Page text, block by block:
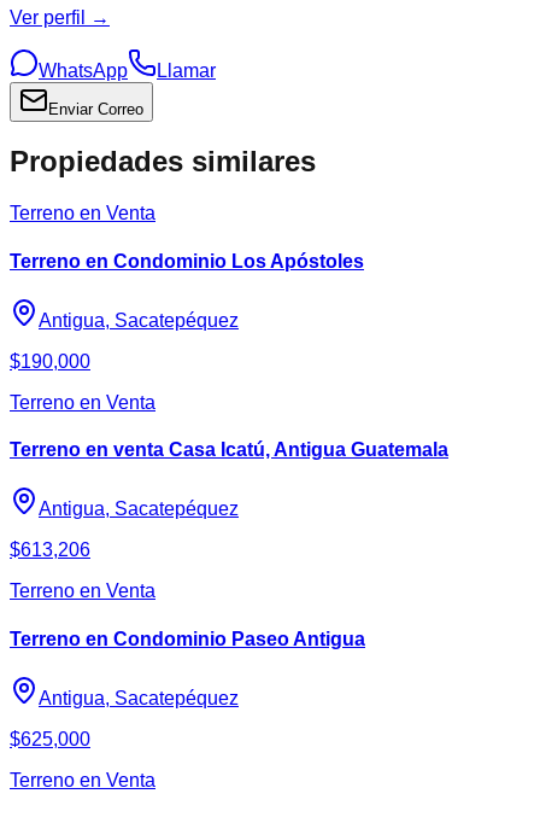
Ver perfil →
WhatsApp Llamar
Enviar Correo
Propiedades similares
Terreno en Venta
Terreno en Condominio Los Apóstoles
Antigua, Sacatepéquez
$190,000
Terreno en Venta
Terreno en venta Casa Icatú, Antigua Guatemala
Antigua, Sacatepéquez
$613,206
Terreno en Venta
Terreno en Condominio Paseo Antigua
Antigua, Sacatepéquez
$625,000
Terreno en Venta